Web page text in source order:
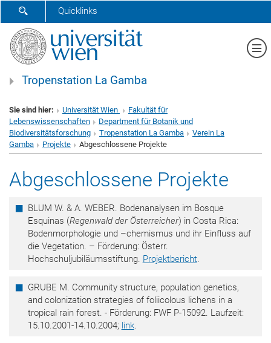
SUCHFORMULAR ÖFFNEN
Quicklinks
Tropenstation La Gamba
Sie sind hier: Universität Wien
Fakultät für
Lebenswissenschaften
Department für Botanik und
Biodiversitätsforschung
Tropenstation La Gamba
Verein La
Gamba
Projekte Abgeschlossene Projekte
Abgeschlossene Projekte
BLUM W. & A. WEBER. Bodenanalysen im Bosque
Esquinas (Regenwald der Österreicher) in Costa Rica:
Bodenmorphologie und –chemismus und ihr Einfluss auf
die Vegetation. – Förderung: Österr.
Hochschuljubiläumsstiftung. Projektbericht.
GRUBE M. Community structure, population genetics,
and colonization strategies of foliicolous lichens in a
tropical rain forest. - Förderung: FWF P-15092. Laufzeit:
15.10.2001-14.10.2004; link.